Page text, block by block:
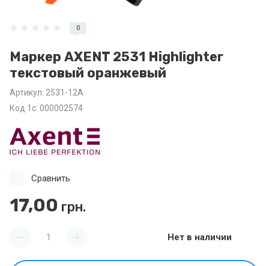
0
Маркер AXENT 2531 Highlighter
текстовый оранжевый
Артикул: 2531-12A
Код 1с: 000002574
17,00 грн.
Сравнить
Нет в наличии